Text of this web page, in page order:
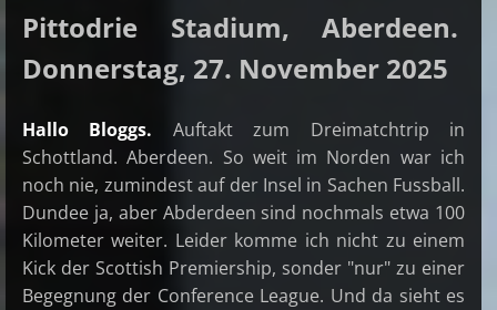
Pittodrie Stadium, Aberdeen.
Donnerstag, 27. November 2025
Hallo Bloggs. Auftakt zum Dreimatchtrip in
Schottland. Aberdeen. So weit im Norden war ich
noch nie, zumindest auf der Insel in Sachen Fussball.
Dundee ja, aber Abderdeen sind nochmals etwa 100
Kilometer weiter. Leider komme ich nicht zu einem
Kick der Scottish Premiership, sonder "nur" zu einer
Begegnung der Conference League. Und da sieht es